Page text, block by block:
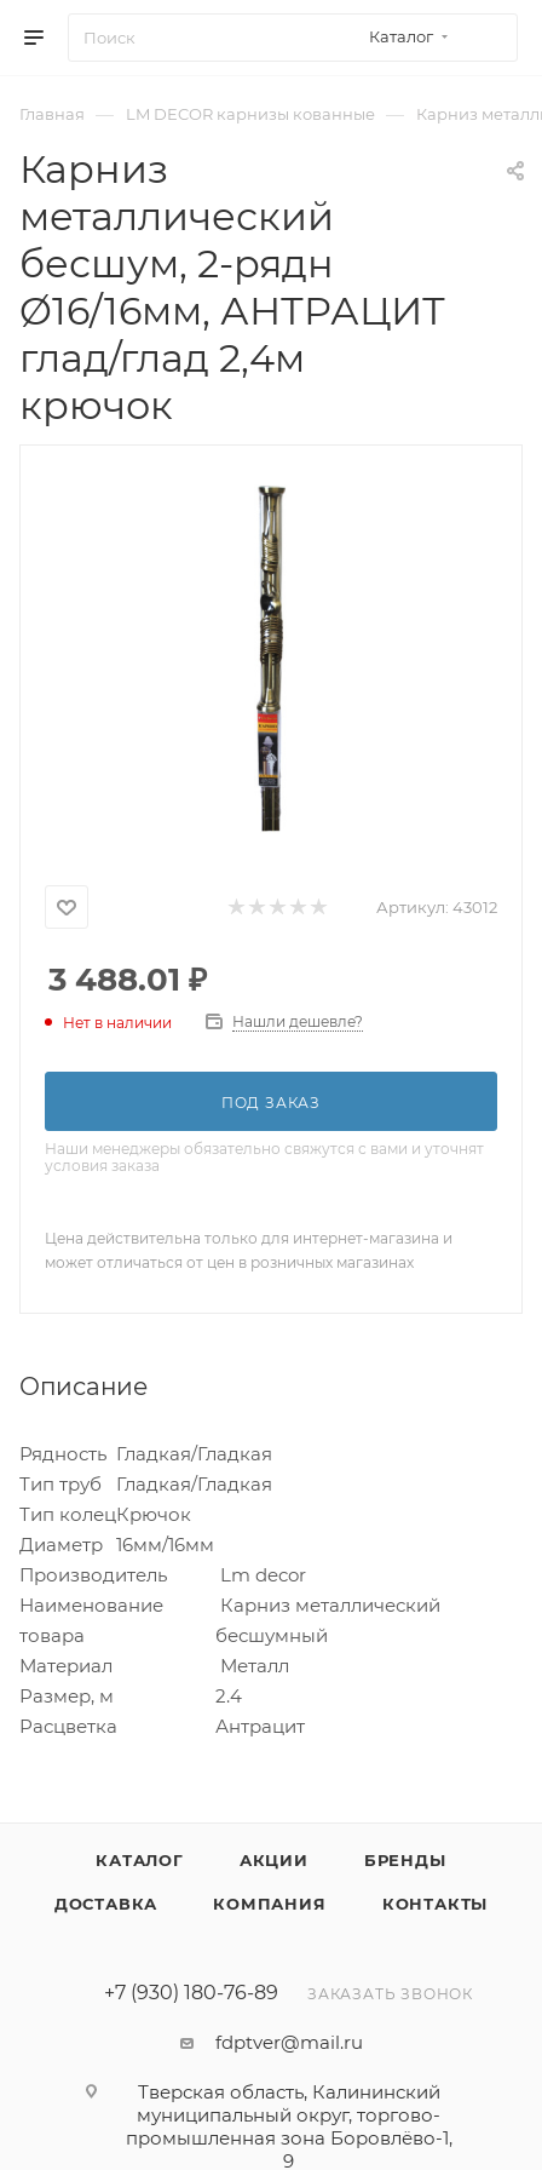
Каталог
Главная — LM DECOR карнизы кованные — Карниз
Карниз
металлический
бесшум, 2-рядн
Ø16/16мм, АНТРАЦИТ
глад/глад 2,4м
крючок
Артикул: 43012
3 488.01 ₽
Нет в наличии Нашли дешевле?
ПОД ЗАКАЗ
Наши менеджеры обязательно свяжутся с вами и уточнят
условия заказа
Цена действительна только для интернет-магазина и
может отличаться от цен в розничных магазинах
Описание
Рядность Гладкая/Гладкая
Тип труб
Гладкая/Гладкая
Тип колецКрючок
Диаметр 16мм/16мм
Производитель
Lm decor
Наименование
товара
Карниз металлический
бесшумный
Материал
Металл
Размер, м
2.4
Расцветка
Антрацит
КАТАЛОГ АКЦИИ БРЕНДЫ
ДОСТАВКА КОМПАНИЯ КОНТАКТЫ
+7 (930) 180-76-89 ЗАКАЗАТЬ ЗВОНОК
fdptver@mail.ru
Тверская область, Калининский
муниципальный округ, торгово-
промышленная зона Боровлёво-1,
9